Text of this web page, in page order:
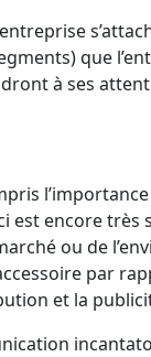
que
à ses
est encore très
ou de
par
et la